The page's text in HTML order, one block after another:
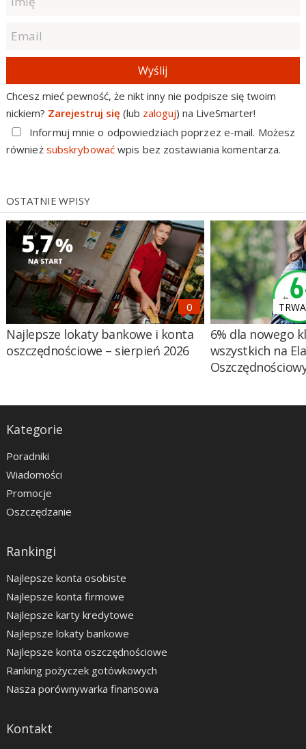
Wyślij
Chcesz mieć pewność, że nikt inny nie podpisze się twoim
nickiem? Zarejestruj się (lub zaloguj) na LiveSmarter!
Informuj mnie o odpowiedziach poprzez e-mail. Możesz
również subskrybowaćwpis bez zostawiania komentarza.
OSTATNIE WPISY
Najlepsze lokaty bankowe i konta
oszczędnościowe – sierpień 2026
6% dla nowego
wszystkich na
Kategorie
Poradniki
Wiadomości
Promocje
Oszczędzanie
Rankingi
Najlepsze konta osobiste
Najlepsze konta firmowe
Najlepsze karty kredytowe
Najlepsze lokaty bankowe
Najlepsze konta oszczędnościowe
Ranking pożyczek gotówkowych
Nasza porównywarka finansowa
Kontakt